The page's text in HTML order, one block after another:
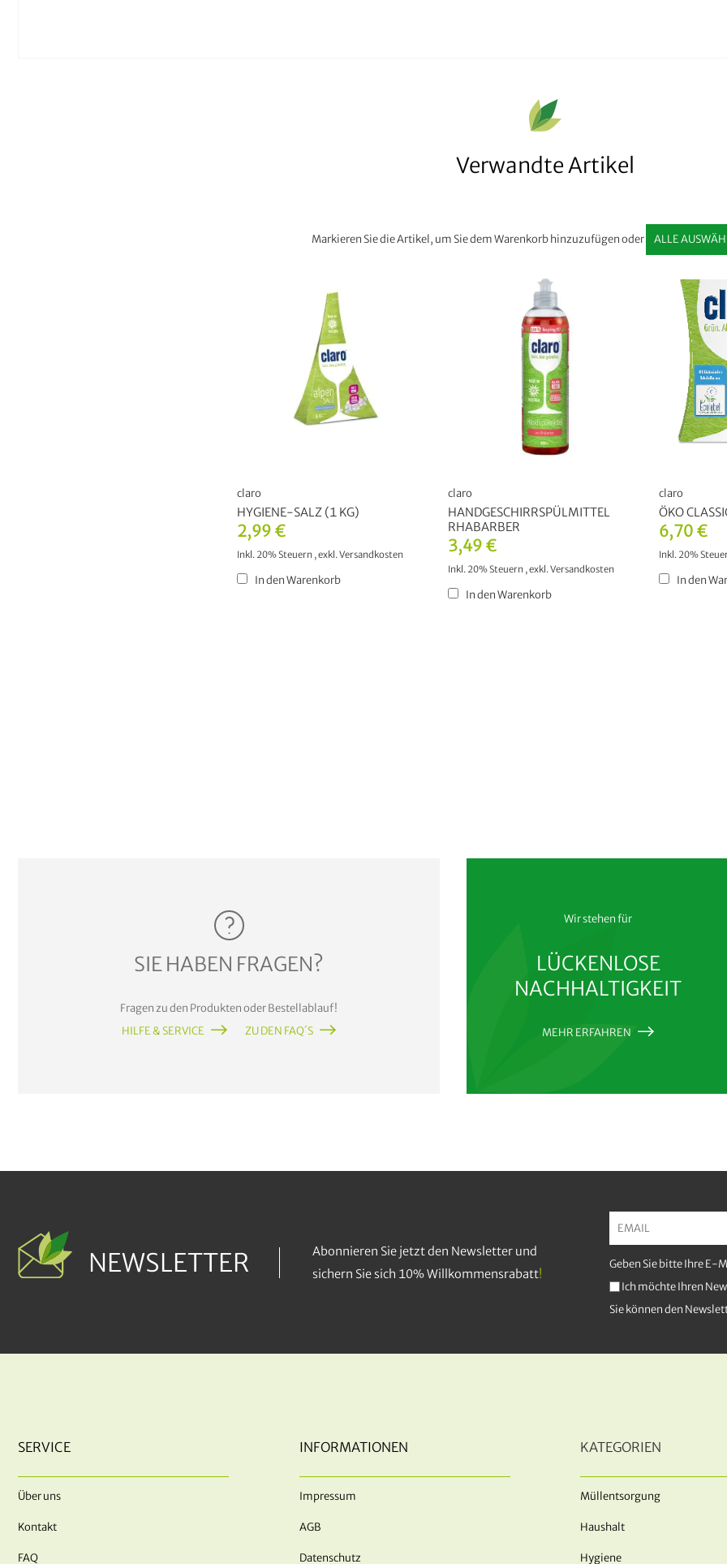
Verwandte Artikel
Markieren Sie die Artikel, um Sie dem Warenkorb hinzuzufügen oder ALLE
2,99 €
Inkl. 20% Steuern ,exkl.Versandkosten
claro
HYGIENE-SALZ (1 KG)
In den Warenkorb
3,49 €
Inkl. 20% Steuern ,exkl.Versandkosten
claro
HANDGESCHIRRSPÜLMITTEL
RHABARBER
In den Warenkorb
6,70 €
Inkl. 20%
claro
ÖKO
In den
SIE HABEN FRAGEN?
Fragen zu den Produkten oder Bestellablauf!
HILFE & SERVICE
ZU DEN FAQ´S
Wir stehen für
LÜCKENLOSE
NACHHALTIGKEIT
MEHR ERFAHREN
NEWSLETTER
Abonnieren Sie jetzt den Newsletter und
sichern Sie sich 10% Willkommensrabatt!
Geben Sie bitte Ihre E-
Ich möchte Ihren
Sie können den
SERVICE
Über uns
Kontakt
FAQ
INFORMATIONEN
Impressum
AGB
Datenschutz
KATEGORIEN
Müllentsorgung
Haushalt
Hygiene